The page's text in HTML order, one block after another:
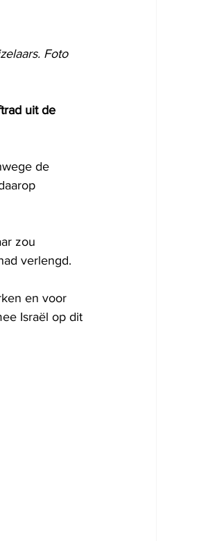
Foto
uit de
de
zou
verlengd.
en voor
Israël op dit